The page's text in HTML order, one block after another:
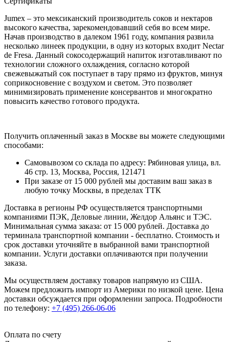
Jumex – это мексиканский производитель соков и нектаров
высокого качества, зарекомендовавший себя во всем мире.
Начав производство в далеком 1961 году, компания развила
несколько линеек продукции, в одну из которых входит Nectar
de Fresa. Данный сокосодержащий напиток изготавливают по
технологии сложного охлаждения, согласно которой
свежевыжатый сок поступает в тару прямо из фруктов, минуя
соприкосновение с воздухом и светом. Это позволяет
минимизировать применение консервантов и многократно
повысить качество готового продукта.
Получить оплаченный заказ в Москве вы можете следующими
способами:
Самовывозом со склада по адресу: Рябиновая улица, вл.
46 стр. 13, Москва, Россия, 121471
При заказе от 15 000 рублей мы доставим ваш заказ в
любую точку Москвы, в пределах ТТК
Доставка в регионы РФ осуществляется транспортными
компаниями ПЭК, Деловые линии, Желдор Альянс и ТЭС.
Минимальная сумма заказа: от 15 000 рублей. Доставка до
терминала транспортной компании - бесплатно. Стоимость и
срок доставки уточняйте в выбранной вами транспортной
компании. Услуги доставки оплачиваются при получении
заказа.
Мы осуществляем доставку товаров напрямую из США.
Можем предложить импорт из Америки по низкой цене. Цена
доставки обсуждается при оформлении запроса. Подробности
по телефону: +7 (495) 266-06-06
Оплата по счету